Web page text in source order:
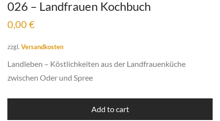
026 – Landfrauen Kochbuch
0,00 €
zzgl. Versandkosten
Landleben – Köstlichkeiten aus der Landfrauenküche
zwischen Oder und Spree
Add to cart